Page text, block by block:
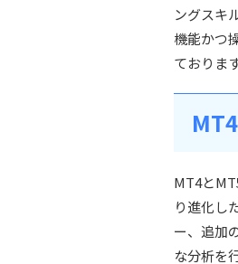
ングスキ
機能かつ
ております
MT4と
り進化し
ー、追加
な分析を